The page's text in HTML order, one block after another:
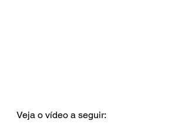
Veja o vídeo a seguir: